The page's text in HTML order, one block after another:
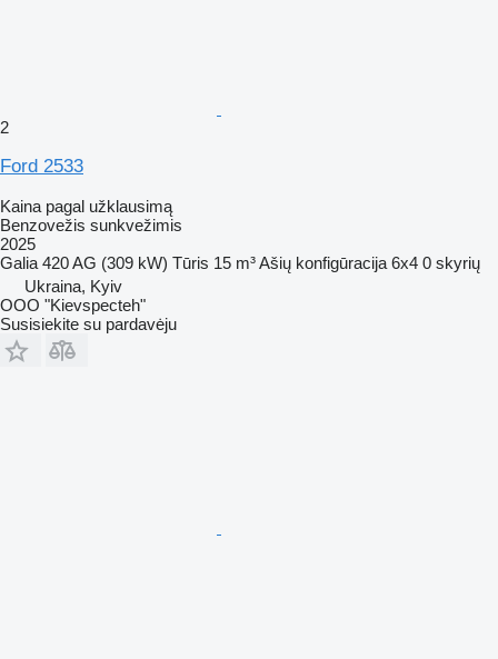
2
Ford 2533
Kaina pagal užklausimą
Benzovežis sunkvežimis
2025
Galia 420 AG (309 kW) Tūris 15 m³Ašių konfigūracija 6x4 0 skyrių
Ukraina, Kyiv
OOO "Kievspecteh"
Susisiekite su pardavėju